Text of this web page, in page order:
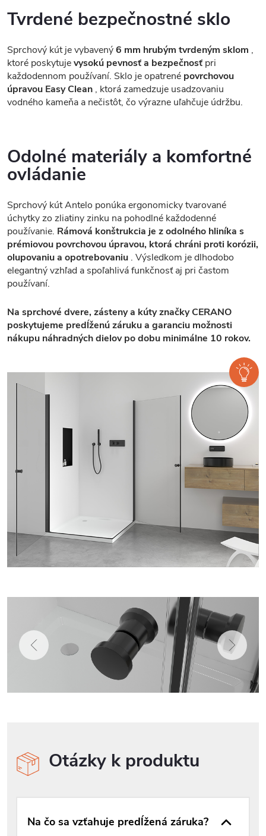
Tvrdené bezpečnostné sklo
Sprchový kút je vybavený6 mm hrubým tvrdeným sklom ,
ktoré poskytujevysokú pevnosť a bezpečnosť pri
každodennom používaní. Sklo je opatrené povrchovou
úpravou Easy Clean , ktorá zamedzuje usadzovaniu
vodného kameňa a nečistôt, čo výrazne uľahčuje údržbu.
Odolné materiály a komfortné
ovládanie
Sprchový kút Antelo ponúka ergonomicky tvarované
úchytky zo zliatiny zinku na pohodlné každodenné
používanie. Rámová konštrukcia je z odolného hliníka s
prémiovou povrchovou úpravou, ktorá chráni proti korózii,
olupovaniu a opotrebovaniu . Výsledkom je dlhodobo
elegantný vzhľad a spoľahlivá funkčnosť aj pri častom
používaní.
Na sprchové dvere, zásteny a kúty značky CERANO
poskytujeme predĺženú záruku a garanciu možnosti
nákupu náhradných dielov po dobu minimálne 10 rokov.
Otázky k produktu
Na čo sa vzťahuje predĺžená záruka?